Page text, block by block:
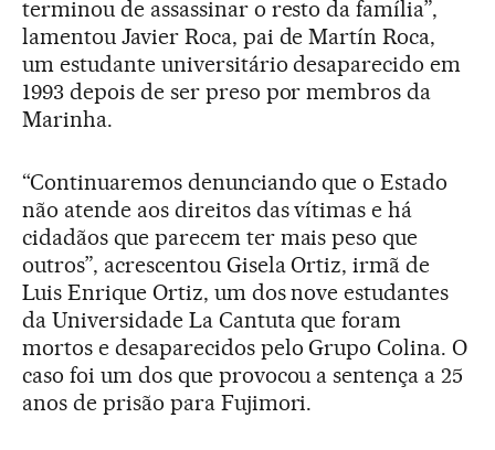
terminou de assassinar o resto da família”,
lamentou Javier Roca, pai de Martín Roca,
um estudante universitário desaparecido em
1993 depois de ser preso por membros da
Marinha.
“Continuaremos denunciando que o Estado
não atende aos direitos das vítimas e há
cidadãos que parecem ter mais peso que
outros”, acrescentou Gisela Ortiz, irmã de
Luis Enrique Ortiz, um dos nove estudantes
da Universidade La Cantuta que foram
mortos e desaparecidos pelo Grupo Colina. O
caso foi um dos que provocou a sentença a 25
anos de prisão para Fujimori.